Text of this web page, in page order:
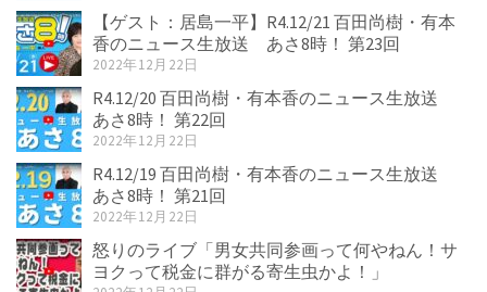
【ゲスト：居島一平】R4.12/21 百田尚樹・有本
香のニュース生放送 あさ8時！ 第23回
2022年12月22日
R4.12/20 百田尚樹・有本香のニュース生放送
あさ8時！ 第22回
2022年12月22日
R4.12/19 百田尚樹・有本香のニュース生放送
あさ8時！ 第21回
2022年12月22日
怒りのライブ「男女共同参画って何やねん！サ
ヨクって税金に群がる寄生虫かよ！」